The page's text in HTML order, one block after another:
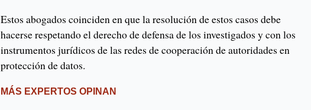
Estos abogados coinciden en que la resolución de estos casos debe
hacerse respetando el derecho de defensa de los investigados y con los
instrumentos jurídicos de las redes de cooperación de autoridades en
protección de datos.
MÁS EXPERTOS OPINAN